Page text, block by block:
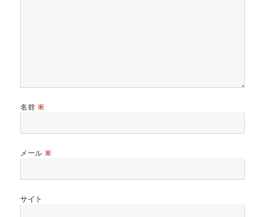
名前 ※
メール ※
サイト